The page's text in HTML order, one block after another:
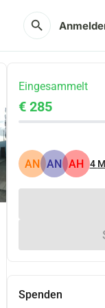
search
Eingesammelt
€ 285
AN AN AH 4
Spenden